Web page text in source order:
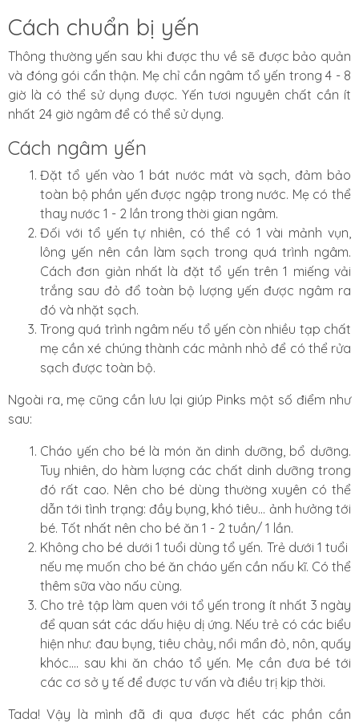
Cách chuẩn bị yến
Thông thường yến sau khi được thu về sẽ được bảo quản
và đóng gói cẩn thận. Mẹ chỉ cần ngâm tổ yến trong 4 - 8
giờ là có thể sử dụng được. Yến tươi nguyên chất cần ít
nhất 24 giờ ngâm để có thể sử dụng.
Cách ngâm yến
Đặt tổ yến vào 1 bát nước mát và sạch, đảm bảo
toàn bộ phần yến được ngập trong nước. Mẹ có thể
thay nước 1 - 2 lần trong thời gian ngâm.
Đối với tổ yến tự nhiên, có thể có 1 vài mảnh vụn,
lông yến nên cần làm sạch trong quá trình ngâm.
Cách đơn giản nhất là đặt tổ yến trên 1 miếng vải
trắng sau đỏ đổ toàn bộ lượng yến được ngâm ra
đó và nhặt sạch.
Trong quá trình ngâm nếu tổ yến còn nhiều tạp chất
mẹ cần xé chúng thành các mảnh nhỏ để có thể rửa
sạch được toàn bộ.
Ngoài ra, mẹ cũng cần lưu lại giúp Pinks một số điểm như
sau:
Cháo yến cho bé là món ăn dinh dưỡng, bổ dưỡng.
Tuy nhiên, do hàm lượng các chất dinh dưỡng trong
đó rất cao. Nên cho bé dùng thường xuyên có thể
dẫn tới tình trạng: đầy bụng, khó tiêu... ảnh hưởng tới
bé. Tốt nhất nên cho bé ăn 1 - 2 tuần/ 1 lần.
Không cho bé dưới 1 tuổi dùng tổ yến. Trẻ dưới 1 tuổi
nếu mẹ muốn cho bé ăn cháo yến cần nấu kĩ. Có thể
thêm sữa vào nấu cùng.
Cho trẻ tập làm quen với tổ yến trong ít nhất 3 ngày
để quan sát các dấu hiệu dị ứng. Nếu trẻ có các biểu
hiện như: đau bụng, tiêu chảy, nổi mẩn đỏ, nôn, quấy
khóc.... sau khi ăn cháo tổ yến. Mẹ cần đưa bé tới
các cơ sở y tế để được tư vấn và điều trị kịp thời.
Tada! Vậy là mình đã đi qua được hết các phần cần